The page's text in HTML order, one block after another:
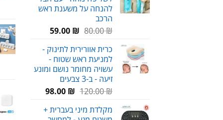
להנחה על משענת ראש
הרכב
80.00₪
המחיר
היה:
80.00 ₪.
59.00 ₪
המחיר
הוא:
59.00 ₪.
כרית אוורירית לתינוק -
למניעת ראש שטוח -
עשויה מחומר נושם ומונע
זיעה - ב-3 צבעים
120.00₪
המחיר
היה:
98.00 ₪
המחיר
הוא:מקלדת מיני בעברית +